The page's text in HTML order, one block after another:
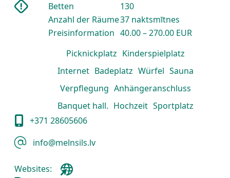
Betten
130
Anzahl der Räume37 naktsmītnes
Preisinformation 40.00 – 270.00 EUR
Picknickplatz Kinderspielplatz
Internet Badeplatz Würfel Sauna
Verpflegung Anhängeranschluss
Banquet hall. Hochzeit Sportplatz
+371 28605606
info@melnsils.lv
Websites: